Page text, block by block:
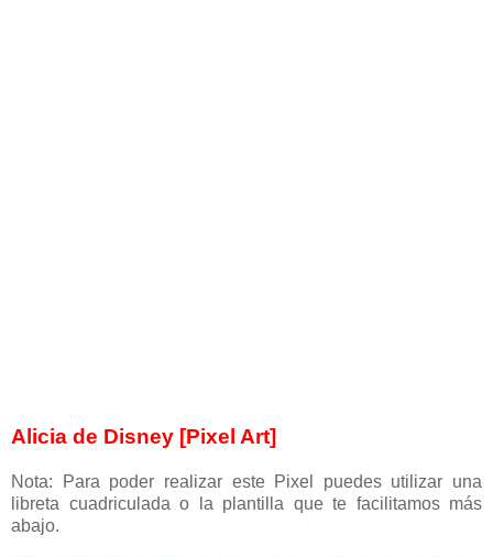
Alicia de Disney [Pixel Art]
Nota: Para poder realizar este Pixel puedes utilizar una
libreta cuadriculada o la plantilla que te facilitamos más
abajo.